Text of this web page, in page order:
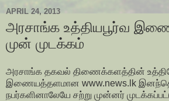
APRIL 24, 2013
அரசாங்க உத்தியபூர்வ
முன் முடக்கம்
அரசாங்க தகவல் திணைக்களத்தின்
இணையத்தளமான www.news.lk
நபர்களினாலேயே சற்று முன்னர்